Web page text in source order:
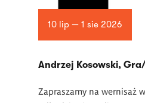
10 lip — 1 sie 2026
Andrzej Kosowski,
Zapraszamy na wernisaż